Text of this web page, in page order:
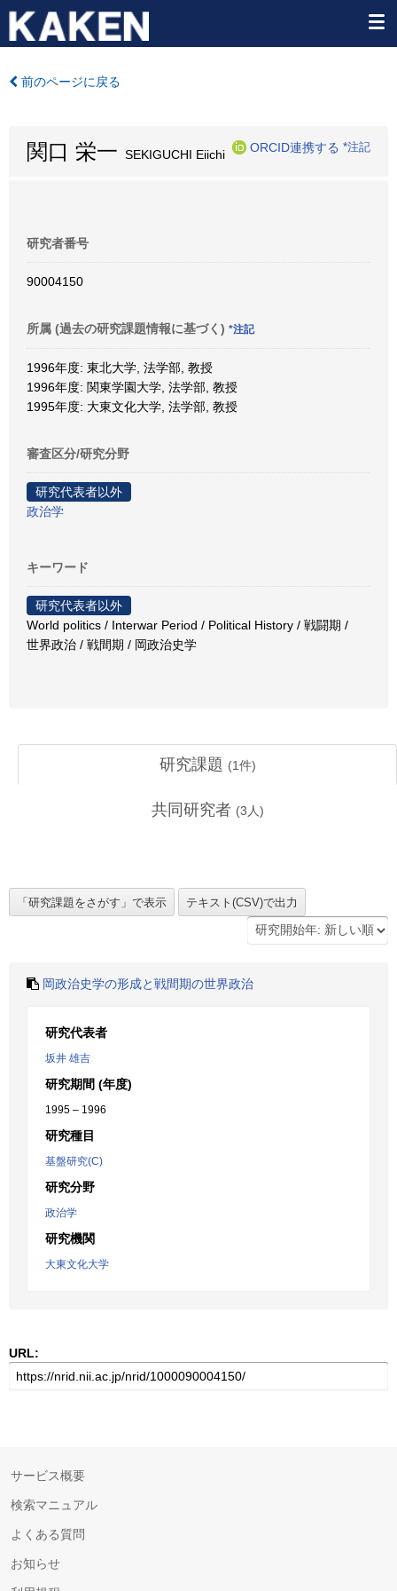
前のページに戻る
関口 栄一 SEKIGUCHI Eiichi
ORCID連携する *注記
研究者番号
90004150
所属 (過去の研究課題情報に基づく) *注記
1996年度: 東北大学, 法学部, 教授
1996年度: 関東学園大学, 法学部, 教授
1995年度: 大東文化大学, 法学部, 教授
審査区分/研究分野
研究代表者以外
政治学
キーワード
研究代表者以外
World politics / Interwar Period / Political History / 戦闘期 /
世界政治 / 戦間期 / 岡政治史学
研究課題 (1件)
共同研究者 (3 人)
岡政治史学の形成と戦間期の世界政治
研究代表者
坂井 雄吉
研究期間 (年度)
1995 – 1996
研究種目
基盤研究(C)
研究分野
政治学
研究機関
大東文化大学
URL:
サービス概要
検索マニュアル
よくある質問
お知らせ